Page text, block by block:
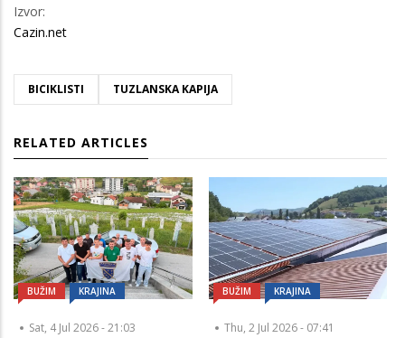
Izvor:
Cazin.net
BICIKLISTI TUZLANSKA KAPIJA
RELATED ARTICLES
BUŽIM KRAJINA
Sat, 4 Jul 2026 - 21:03
BUŽIM KRAJINA
Thu, 2 Jul 2026 - 07:41